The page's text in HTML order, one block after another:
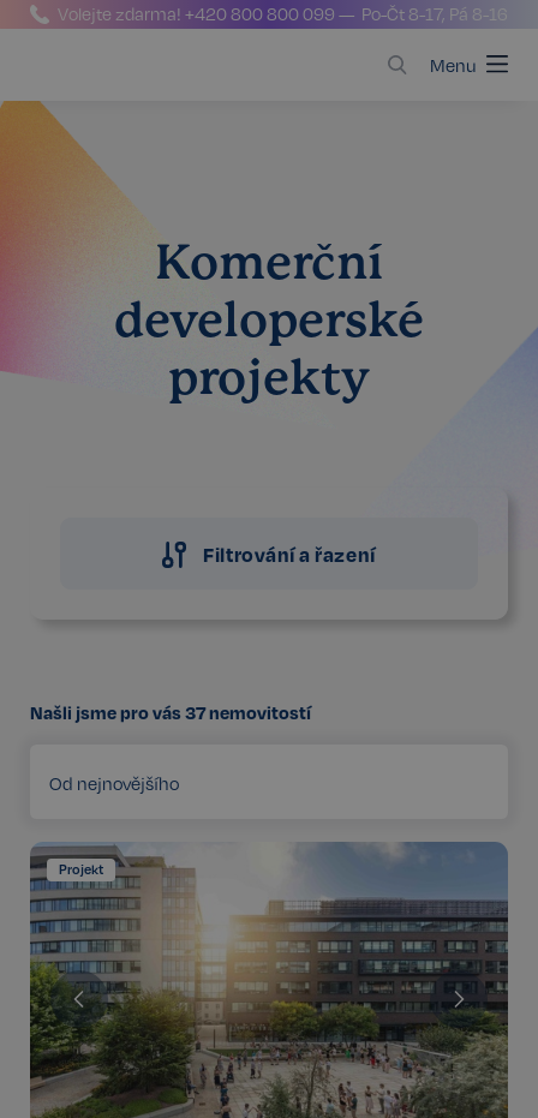
Volejte zdarma!+420 800 800 099 — Po-Čt 8-17, Pá 8-16
Menu
Komerční
developerské
projekty
Filtrování a řazení
Našli jsme pro vás 37nemovitostí
Od nejnovějšího
Projekt